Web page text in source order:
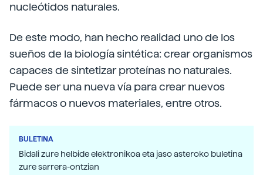
nucleótidos naturales.
De este modo, han hecho realidad uno de los
sueños de la biología sintética: crear organismos
capaces de sintetizar proteínas no naturales.
Puede ser una nueva vía para crear nuevos
fármacos o nuevos materiales, entre otros.
BULETINA
Bidali zure helbide elektronikoa eta jaso asteroko buletina
zure sarrera-ontzian